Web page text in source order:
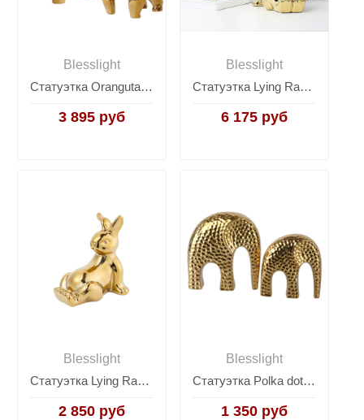
Blesslight
Статуэтка Orangutan decoration
3 895 руб
Blesslight
Статуэтка Lying Rabbit-A
6 175 руб
Blesslight
Статуэтка Lying Rabbit-B
2 850 руб
Blesslight
Статуэтка Polka dot ceramic elephant
1 350 руб